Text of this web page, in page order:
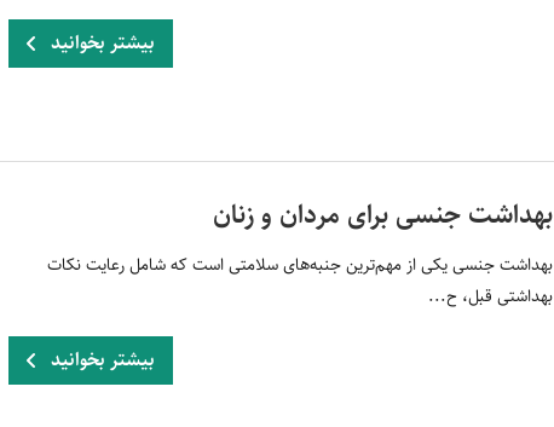
بیشتر بخوانید
بهداشت جنسی برای مردان و زنان
بهداشت جنسی یکی از مهم‌ترین جنبه‌های سلامتی است که شامل رعایت نکات
بهداشتی قبل، ح...
بیشتر بخوانید